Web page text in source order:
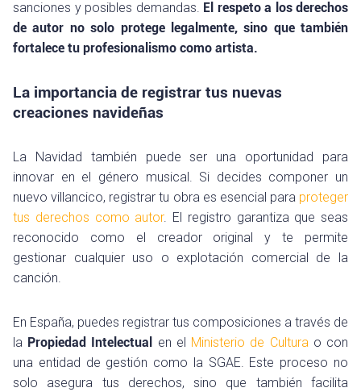
sanciones y posibles demandas. El respeto a los derechos
de autor no solo protege legalmente, sino que también
fortalece tu profesionalismo como artista.
La importancia de registrar tus nuevas
creaciones navideñas
La Navidad también puede ser una oportunidad para
innovar en el género musical. Si decides componer un
nuevo villancico, registrar tu obra es esencial para proteger
tus derechos como autor. El registro garantiza que seas
reconocido como el creador original y te permite
gestionar cualquier uso o explotación comercial de la
canción.
En España, puedes registrar tus composiciones a través de
la Propiedad Intelectual en el Ministerio de Culturao con
una entidad de gestión como la SGAE. Este proceso no
solo asegura tus derechos, sino que también facilita